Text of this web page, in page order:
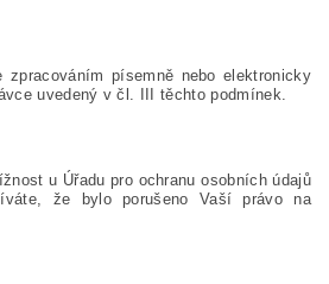
zpracováním písemně nebo elektronicky
uvedený v čl. III těchto podmínek.
u Úřadu pro ochranu osobních údajů
že bylo porušeno Vaší právo na